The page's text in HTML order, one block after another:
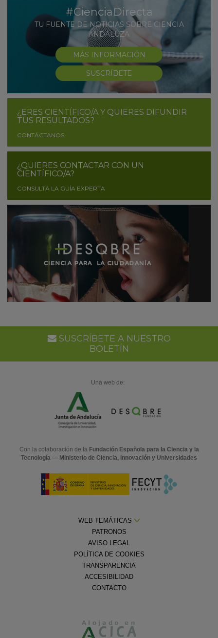
#CienciaDirecta
TU FUENTE DE NOTICIAS SOBRE CIENCIA
ANDALUZA
MÁS INFORMACIÓN
SUSCRÍBETE
¿ERES CIENTÍFICO/A Y QUIERES DIFUNDIR
TUS RESULTADOS?
CONTÁCTANOS
¿QUIERES CONTACTAR CON UN
CIENTÍFICO/A?
CONSULTA LA GUÍA EXPERTA
SUSCRÍBETE A NUESTRO
BOLETÍN
Una web de:
Con la colaboración de la Fundación Española para la Ciencia y la
Tecnología — Ministerio de Ciencia, Innovación y Universidades
WEB TEMÁTICAS
PATRONOS
AVISO LEGAL
POLÍTICA DE COOKIES
TRANSPARENCIA
ACCESIBILIDAD
CONTACTO